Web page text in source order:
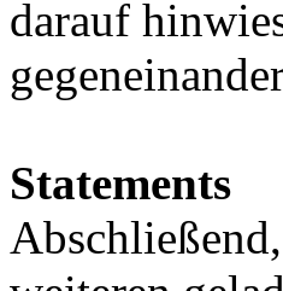
darauf
Statements